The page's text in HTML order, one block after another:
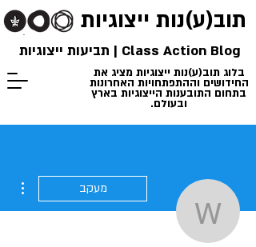
תוב(ע)נות ייצוגיות
בלוג תוב(ע)נות ייצוגיות מציג את
החידושים וההתפתחויות האחרונות
בתחום התובענות הייצוגיות בארץ
ובעולם.
Class Action Blog | תביעות ייצוגיות
מעקב